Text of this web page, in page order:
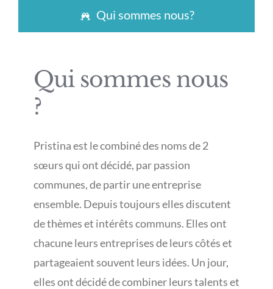
Qui sommes nous?
Qui sommes nous
?
Pristina est le combiné des noms de 2
sœurs qui ont décidé, par passion
communes, de partir une entreprise
ensemble. Depuis toujours elles discutent
de thèmes et intérêts communs. Elles ont
chacune leurs entreprises de leurs côtés et
partageaient souvent leurs idées. Un jour,
elles ont décidé de combiner leurs talents et